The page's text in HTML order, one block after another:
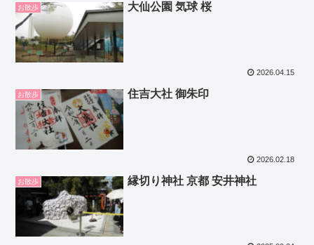
お散歩 大仙公園 気球 桜
2026.04.15
お散歩 住吉大社 御朱印
2026.02.18
お散歩 縁切り神社 京都 安井神社